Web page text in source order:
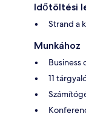
Időtöltési
Strand a
Munkához
Business
11